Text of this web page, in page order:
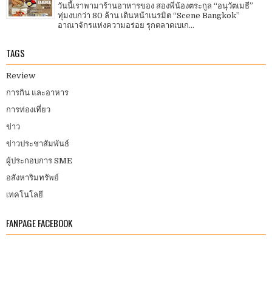
วันนี้เราพามาร้านอาหารของ สองพี่น้องตระกูล “อนุวัตเมธี”
ทุ่มงบกว่า 80 ล้าน เดินหน้าเนรมิต “Scene Bangkok”
อาณาจักรแห่งความอร่อย รุกตลาดเบเก...
TAGS
Review
การกิน และอาหาร
การท่องเที่ยว
ข่าว
ข่าวประชาสัมพันธ์
ผู้ประกอบการ SME
อสังหาริมทรัพย์
เทคโนโลยี
FANPAGE FACEBOOK